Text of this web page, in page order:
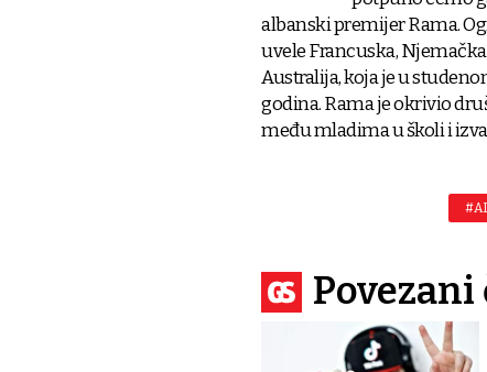
albanski premijer Rama.
uvele Francuska,
Australija, koja je u
godina. Rama je okrivio
među mladima u školi i